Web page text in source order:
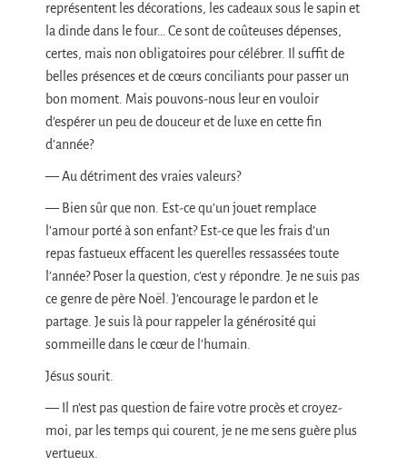
représentent les décorations, les cadeaux sous le sapin et
la dinde dans le four… Ce sont de coûteuses dépenses,
certes, mais non obligatoires pour célébrer. Il suffit de
belles présences et de cœurs conciliants pour passer un
bon moment. Mais pouvons-nous leur en vouloir
d’espérer un peu de douceur et de luxe en cette fin
d’année?
— Au détriment des vraies valeurs?
— Bien sûr que non. Est-ce qu’un jouet remplace
l’amour porté à son enfant? Est-ce que les frais d’un
repas fastueux effacent les querelles ressassées toute
l’année? Poser la question, c’est y répondre. Je ne suis pas
ce genre de père Noël. J’encourage le pardon et le
partage. Je suis là pour rappeler la générosité qui
sommeille dans le cœur de l’humain.
Jésus sourit.
— Il n’est pas question de faire votre procès et croyez-
moi, par les temps qui courent, je ne me sens guère plus
vertueux.